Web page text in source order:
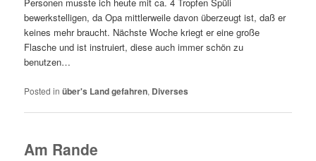
Personen musste ich heute mit ca. 4 Tropfen Spüli
bewerkstelligen, da Opa mittlerweile davon überzeugt ist, daß er
keines mehr braucht. Nächste Woche kriegt er eine große
Flasche und ist instruiert, diese auch immer schön zu
benutzen…
Posted in über's Land gefahren, Diverses
Am Rande